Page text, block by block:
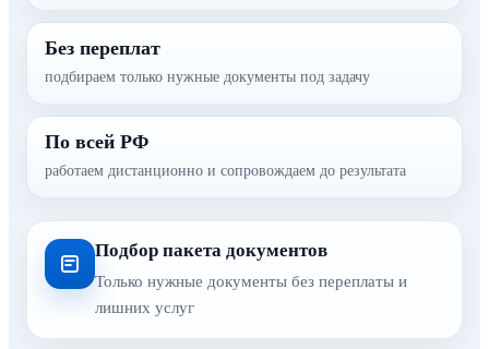
Без переплат
подбираем только нужные документы под задачу
По всей РФ
работаем дистанционно и сопровождаем до результата
Подбор пакета документов
Только нужные документы без переплаты и
лишних услуг